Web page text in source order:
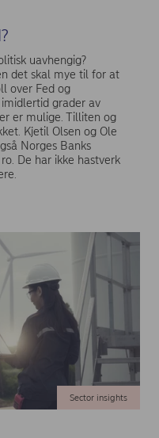
uavhengig?
det skal mye til for at
over Fed og
grader av
er mulige. Tilliten og
Kjetil Olsen og Ole
Norges Banks
De har ikke hastverk
Sector insights